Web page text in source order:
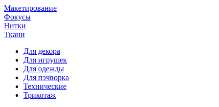
Макетирование
Фокусы
Нитки
Ткани
Для декора
Для игрушек
Для одежды
Для пэчворка
Технические
Трикотаж